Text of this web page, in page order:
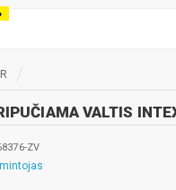
VALTIS
ZV